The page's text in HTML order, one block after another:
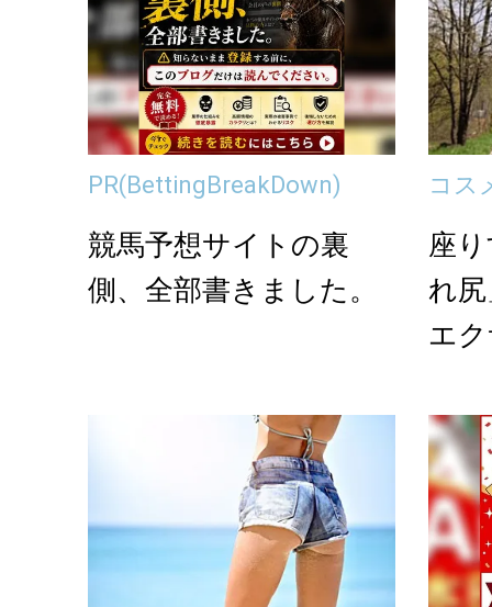
PR(BettingBreakDown)
競馬予想サイトの裏
側、全部書きました。
コス
座
れ
エ